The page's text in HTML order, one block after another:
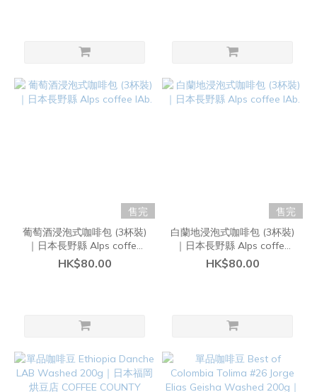
售完
葡萄酒浸泡式咖啡包 (3杯裝)
｜日本長野縣 Alps coffee
lAb.
HK$80.00
售完
白蘭地浸泡式咖啡包 (3杯裝)
｜日本長野縣 Alps coffee
lAb.
HK$80.00